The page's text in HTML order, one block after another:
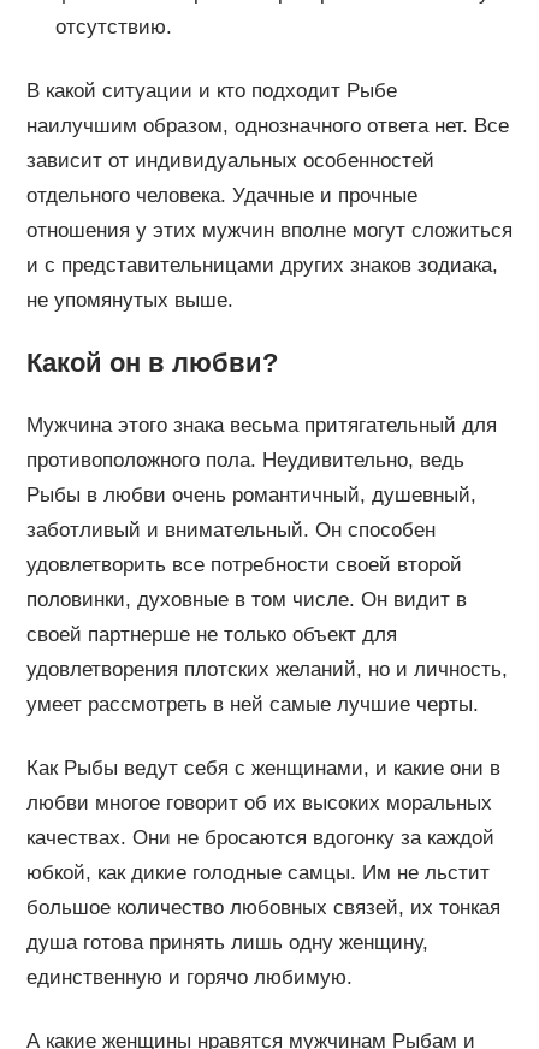
отсутствию.
В какой ситуации и кто подходит Рыбе
наилучшим образом, однозначного ответа нет. Все
зависит от индивидуальных особенностей
отдельного человека. Удачные и прочные
отношения у этих мужчин вполне могут сложиться
и с представительницами других знаков зодиака,
не упомянутых выше.
Какой он в любви?
Мужчина этого знака весьма притягательный для
противоположного пола. Неудивительно, ведь
Рыбы в любви очень романтичный, душевный,
заботливый и внимательный. Он способен
удовлетворить все потребности своей второй
половинки, духовные в том числе. Он видит в
своей партнерше не только объект для
удовлетворения плотских желаний, но и личность,
умеет рассмотреть в ней самые лучшие черты.
Как Рыбы ведут себя с женщинами, и какие они в
любви многое говорит об их высоких моральных
качествах. Они не бросаются вдогонку за каждой
юбкой, как дикие голодные самцы. Им не льстит
большое количество любовных связей, их тонкая
душа готова принять лишь одну женщину,
единственную и горячо любимую.
А какие женщины нравятся мужчинам Рыбам и